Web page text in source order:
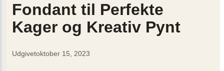
Fondant til Perfekte
Kager og Kreativ Pynt
Udgivetoktober 15, 2023